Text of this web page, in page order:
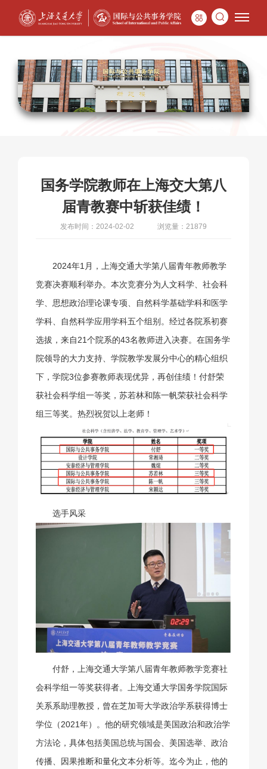
国务学院教师在上海交大第八
届青教赛中斩获佳绩！
发布时间：2024-02-02 浏览量：21879
2024年1月，上海交通大学第八届青年教师教学
竞赛决赛顺利举办。本次竞赛分为人文科学、社会科
学、思想政治理论课专项、自然科学基础学科和医学
学科、自然科学应用学科五个组别。经过各院系初赛
选拔，来自21个院系的43名教师进入决赛。在国务学
院领导的大力支持、学院教学发展分中心的精心组织
下，学院3位参赛教师表现优异，再创佳绩！付舒荣
获社会科学组一等奖，苏若林和陈一帆荣获社会科学
组三等奖。热烈祝贺以上老师！
选手风采
付舒，上海交通大学第八届青年教师教学竞赛社
会科学组一等奖获得者。上海交通大学国务学院国际
关系系助理教授，曾在芝加哥大学政治学系获得博士
学位（2021年）。他的研究领域是美国政治和政治学
方法论，具体包括美国总统与国会、美国选举、政治
传播、因果推断和量化文本分析等。迄今为止，他的